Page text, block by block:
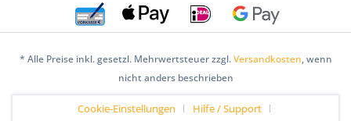
* Alle Preise inkl. gesetzl. Mehrwertsteuer zzgl.Versandkosten, wenn
nicht anders beschrieben
Cookie-Einstellungen
Hilfe / Support